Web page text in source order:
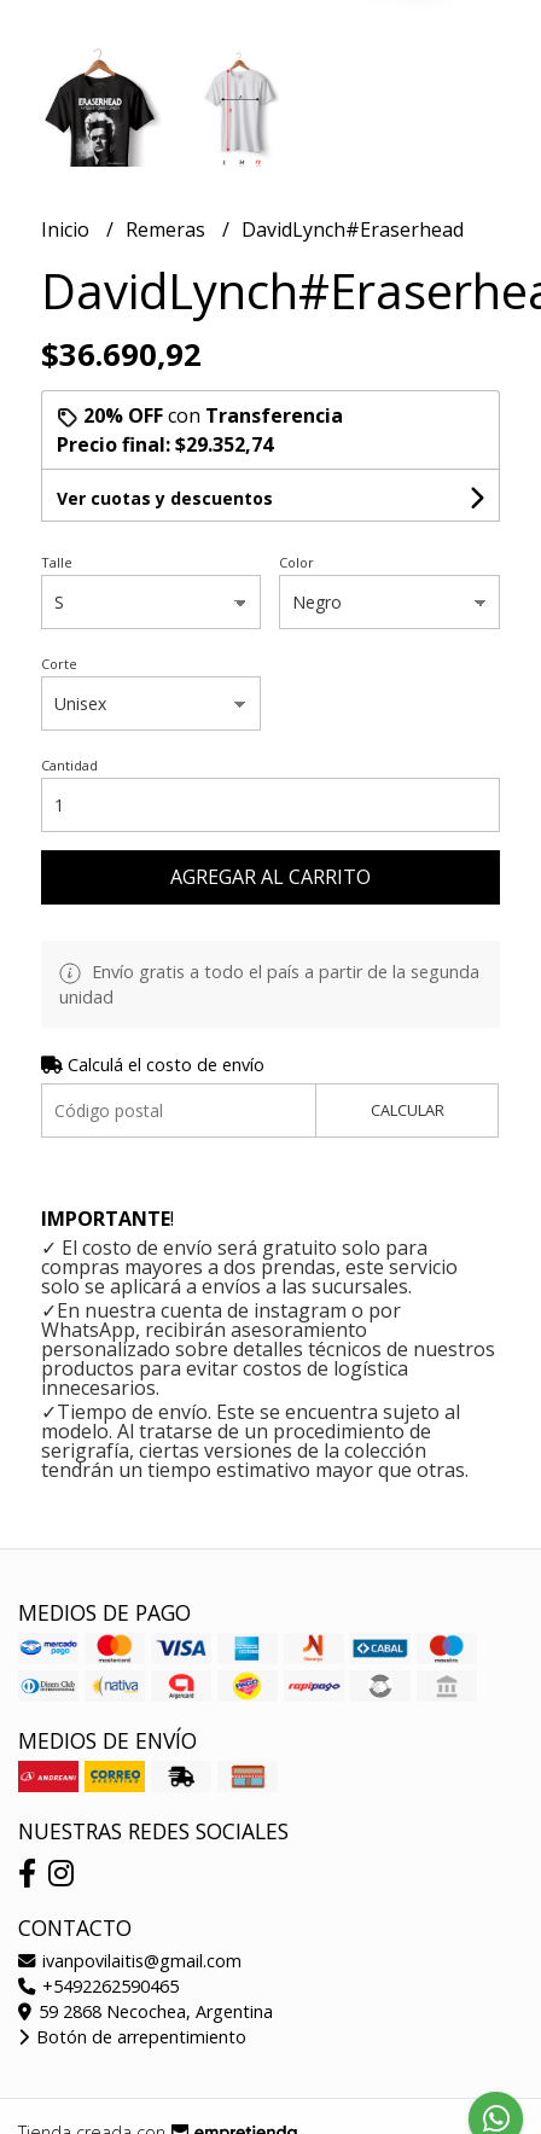
Inicio Remeras DavidLynch#Eraserhead
$36.690,92
20% OFFcon Transferencia
Precio final:$29.352,74
Ver cuotas y descuentos
Talle Color
Corte
Cantidad
AGREGAR AL CARRITO
Envío gratis a todo el país a partir de la segunda
unidad
Calculá el costo de envío
CALCULAR
IMPORTANTE!
✓ El costo de envío será gratuito solo para
compras mayores a dos prendas, este servicio
solo se aplicará a envíos a las sucursales.
✓En nuestra cuenta de instagram o por
WhatsApp, recibirán asesoramiento
personalizado sobre detalles técnicos de nuestros
productos para evitar costos de logística
innecesarios.
✓Tiempo de envío. Este se encuentra sujeto al
modelo. Al tratarse de un procedimiento de
serigrafía, ciertas versiones de la colección
tendrán un tiempo estimativo mayor que otras.
MEDIOS DE PAGO
MEDIOS DE ENVÍO
NUESTRAS REDES SOCIALES
CONTACTO
ivanpovilaitis@gmail.com
+5492262590465
59 2868 Necochea, Argentina
Botón de arrepentimiento